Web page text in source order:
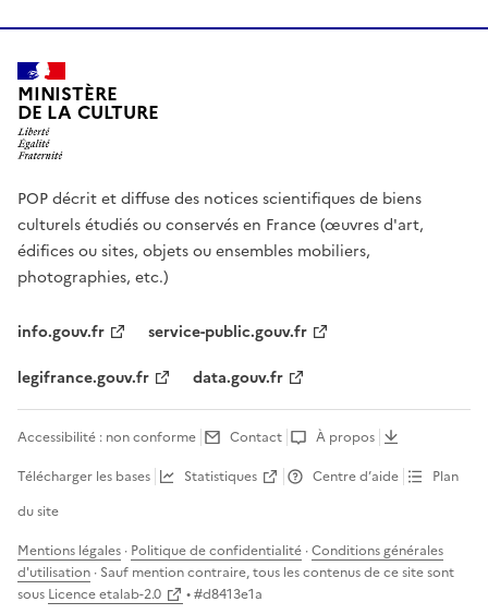
MINISTÈRE
DE LA CULTURE
POP décrit et diffuse des notices scientifiques de biens
culturels étudiés ou conservés en France (œuvres d'art,
édifices ou sites, objets ou ensembles mobiliers,
photographies, etc.)
info.gouv.fr
service-public.gouv.fr
legifrance.gouv.fr
data.gouv.fr
Accessibilité : non conforme Contact
À propos
Télécharger les bases
Statistiques Centre d’aide
Plan
du site
Mentions légales · Politique de confidentialité ·Conditions générales
d'utilisation · Sauf mention contraire, tous les contenus de ce site sont
sous Licence etalab-2.0 • #d8413e1a